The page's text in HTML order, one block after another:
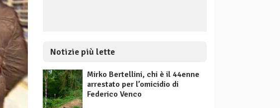
Notizie più lette
Mirko Bertellini, chi è il 44enne
arrestato per l’omicidio di
Federico Venco